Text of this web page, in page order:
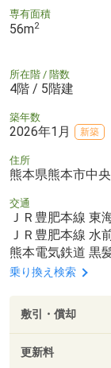
専有面積
56m2
所在階 / 階数
4階 / 5階建
築年数
2026年1月 新築
住所
熊本県熊本市中
交通
ＪＲ豊肥本線 東
ＪＲ豊肥本線 水
熊本電気鉄道 黒
乗り換え検索
敷引・償却
更新料